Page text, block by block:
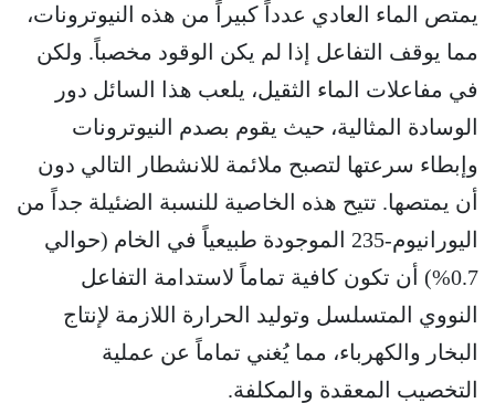
يمتص الماء العادي عدداً كبيراً من هذه النيوترونات،
مما يوقف التفاعل إذا لم يكن الوقود مخصباً. ولكن
في مفاعلات الماء الثقيل، يلعب هذا السائل دور
الوسادة المثالية، حيث يقوم بصدم النيوترونات
وإبطاء سرعتها لتصبح ملائمة للانشطار التالي دون
أن يمتصها. تتيح هذه الخاصية للنسبة الضئيلة جداً من
اليورانيوم-235 الموجودة طبيعياً في الخام (حوالي
0.7%) أن تكون كافية تماماً لاستدامة التفاعل
النووي المتسلسل وتوليد الحرارة اللازمة لإنتاج
البخار والكهرباء، مما يُغني تماماً عن عملية
التخصيب المعقدة والمكلفة.